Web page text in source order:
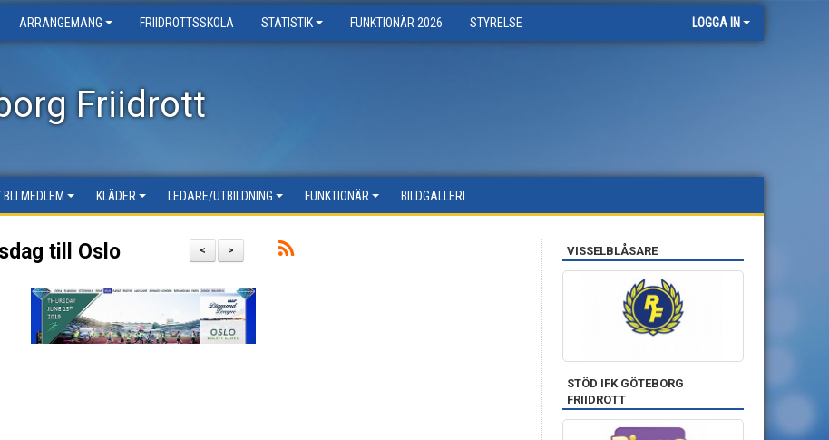
ARRANGEMANG FRIIDROTTSSKOLA STATISTIK FUNKTIONÄR 2026 STYRELSE LOGGA IN
Friidrott
MEDLEM KLÄDER LEDARE/UTBILDNING FUNKTIONÄR BILDGALLERI
>
<
till Oslo VISSELBLÅSARE
STÖD IFK GÖTEBORG
FRIIDROTT